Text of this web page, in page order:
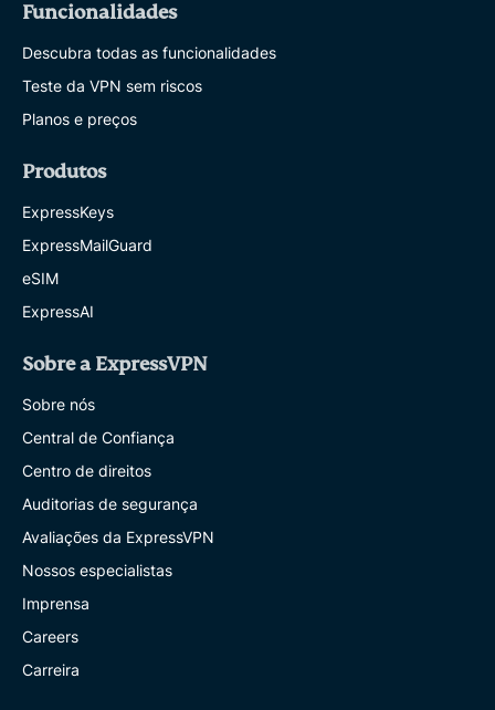
Funcionalidades
Descubra todas as funcionalidades
Teste da VPN sem riscos
Planos e preços
Produtos
ExpressKeys
ExpressMailGuard
eSIM
ExpressAI
Sobre a ExpressVPN
Sobre nós
Central de Confiança
Centro de direitos
Auditorias de segurança
Avaliações da ExpressVPN
Nossos especialistas
Imprensa
Careers
Carreira